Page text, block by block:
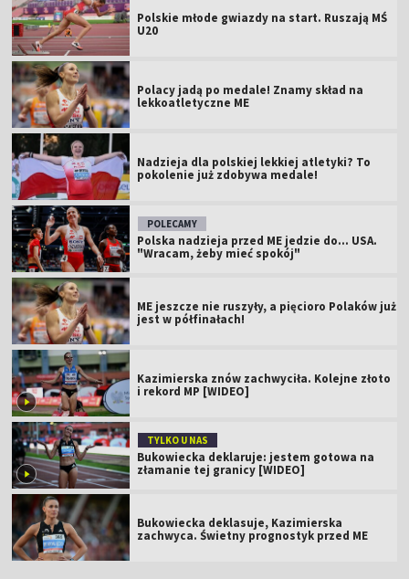
Polskie młode gwiazdy na start. Ruszają MŚ
U20
Polacy jadą po medale! Znamy skład na
lekkoatletyczne ME
Nadzieja dla polskiej lekkiej atletyki? To
pokolenie już zdobywa medale!
POLECAMY
Polska nadzieja przed ME jedzie do... USA.
"Wracam, żeby mieć spokój"
ME jeszcze nie ruszyły, a pięcioro Polaków już
jest w półfinałach!
Kazimierska znów zachwyciła. Kolejne złoto
i rekord MP [WIDEO]
TYLKO U NAS
Bukowiecka deklaruje: jestem gotowa na
złamanie tej granicy [WIDEO]
Bukowiecka deklasuje, Kazimierska
zachwyca. Świetny prognostyk przed ME